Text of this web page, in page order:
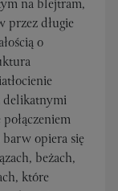
na blejtram,
przez długie
o
delikatnymi
opiera się
beżach,
które